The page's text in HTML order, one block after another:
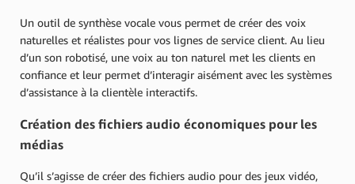
Un outil de synthèse vocale vous permet de créer des voix
naturelles et réalistes pour vos lignes de service client. Au lieu
d’un son robotisé, une voix au ton naturel met les clients en
confiance et leur permet d’interagir aisément avec les systèmes
d’assistance à la clientèle interactifs.
Création des fichiers audio économiques pour les
médias
Qu’il s’agisse de créer des fichiers audio pour des jeux vidéo,